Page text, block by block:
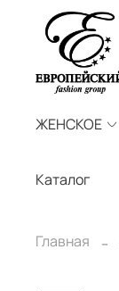
ЖЕНСКОЕ
Каталог
Главная